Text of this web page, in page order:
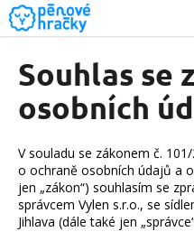
Přejít
na
obsah
Souhlas se
osobních
V souladu se zákonem č.
o ochraně osobních údajů a
jen „zákon“) souhlasím se
správcem Vylen s.r.o., se
Jihlava (dále také jen
K
o
C
o
p
o
t
ř